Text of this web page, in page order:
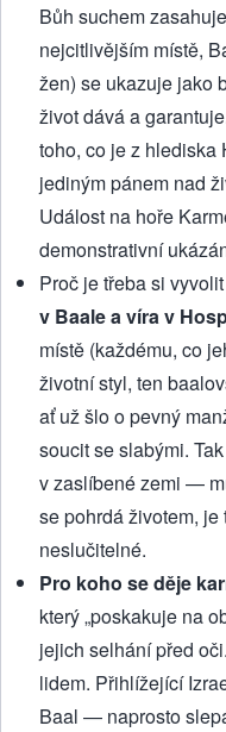
Bůh suchem
nejcitlivějším místě,
žen) se ukazuje jako
život dává a
toho, co je z
jediným pánem nad
Událost na hoře
demonstrativní
Proč je třeba si
v Baale a víra v
místě (každému, co
životní styl, ten
ať už šlo o pevný
soucit se slabými.
v zaslíbené zemi —
se pohrdá životem,
neslučitelné.
Pro koho se děje
který „poskakuje na
jejich selhání před
lidem. Přihlížející
Baal — naprosto